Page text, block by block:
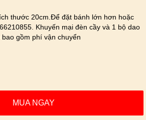
thước 20cm.Để đặt bánh lớn hơn hoặc
Khuyến mại đèn cầy và 1 bộ dao
gồm phí vận chuyển
MUA NGAY